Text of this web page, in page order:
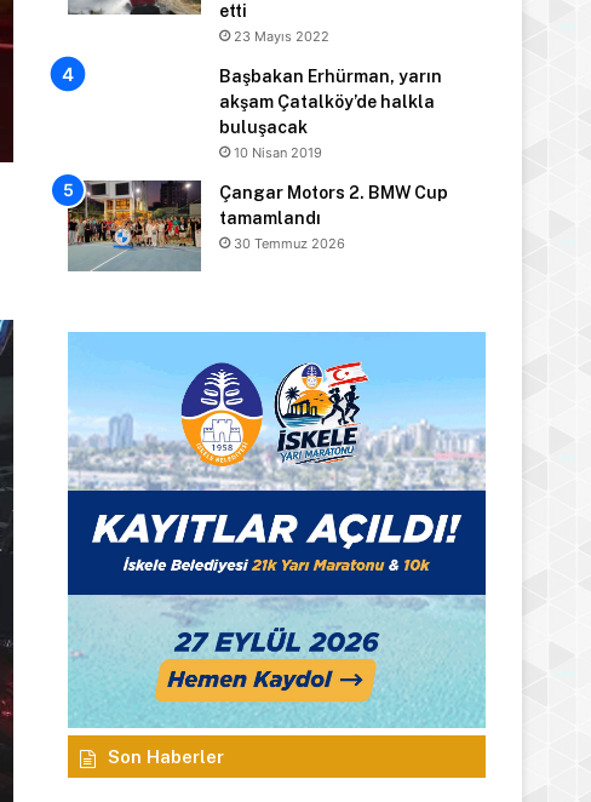
etti
23 Mayıs 2022
Başbakan Erhürman, yarın
akşam Çatalköy’de halkla
buluşacak
10 Nisan 2019
Çangar Motors 2. BMW Cup
tamamlandı
30 Temmuz 2026
Son Haberler